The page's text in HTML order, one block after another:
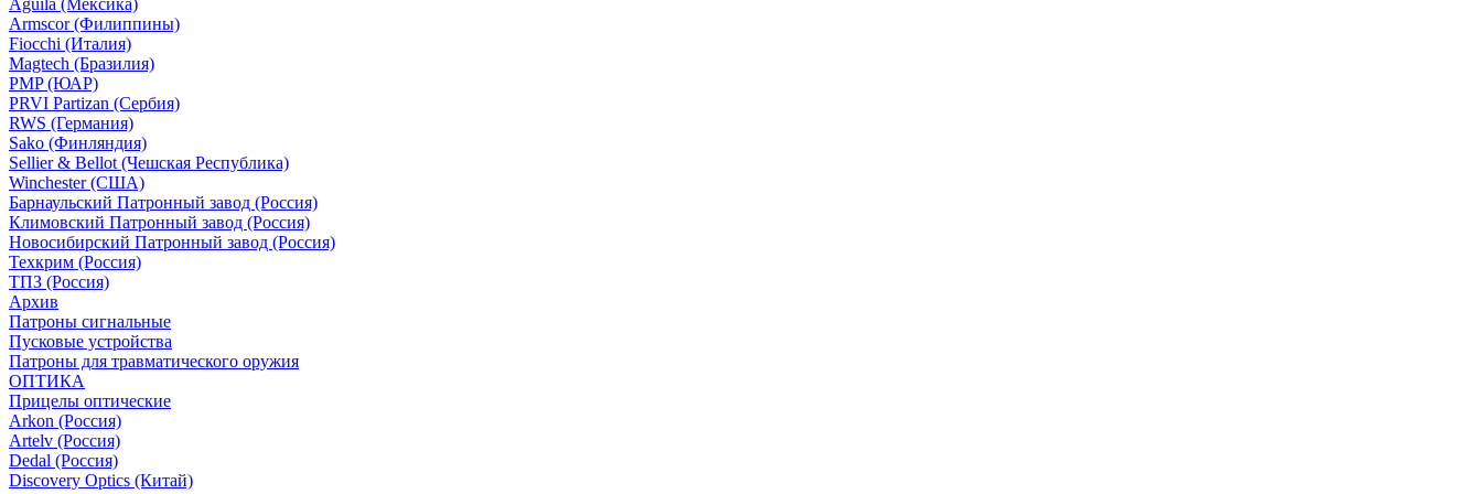
Aguila (Мексика)
Armscor (Филиппины)
Fiocchi (Италия)
Magtech (Бразилия)
PMP (ЮАР)
PRVI Partizan (Сербия)
RWS (Германия)
Sako (Финляндия)
Sellier & Bellot (Чешская Республика)
Winchester (США)
Барнаульский Патронный завод (Россия)
Климовский Патронный завод (Россия)
Новосибирский Патронный завод (Россия)
Техкрим (Россия)
ТПЗ (Россия)
Архив
Патроны сигнальные
Пусковые устройства
Патроны для травматического оружия
ОПТИКА
Прицелы оптические
Arkon (Россия)
Artelv (Россия)
Dedal (Россия)
Discovery Optics (Китай)